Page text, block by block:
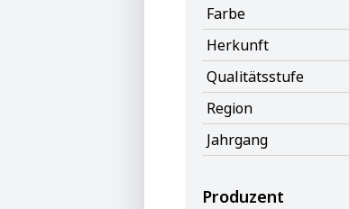
Farbe
Herkunft
Qualitätsstufe
Region
Jahrgang
Produzent